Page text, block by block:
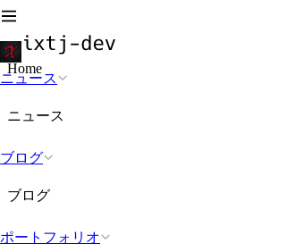
ニュース
ブログ
ポートフォリオ
Home
ニュース
ブログ